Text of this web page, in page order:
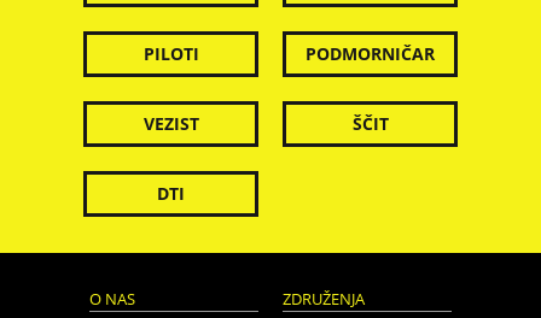
PILOTI PODMORNIČAR
VEZIST ŠČIT
DTI
O NAS ZDRUŽENJA